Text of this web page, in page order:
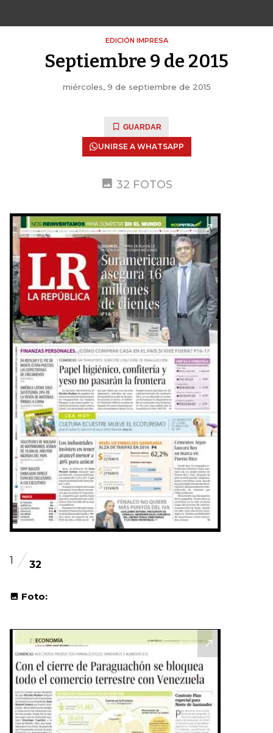
EDICIÓN IMPRESA
Septiembre 9 de 2015
miércoles, 9 de septiembre de 2015
GUARDAR
UNIRSE A WHATSAPP
32 FOTOS
1 32
Foto: